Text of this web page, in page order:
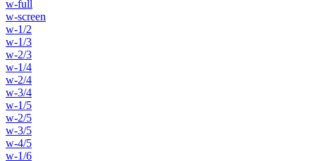
w-full
w-screen
w-1/2
w-1/3
w-2/3
w-1/4
w-2/4
w-3/4
w-1/5
w-2/5
w-3/5
w-4/5
w-1/6